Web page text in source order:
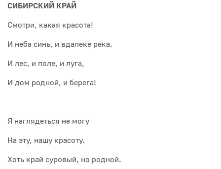
СИБИРСКИЙ КРАЙ
Смотри, какая красота!
И неба синь, и вдалеке река.
И лес, и поле, и луга,
И дом родной, и берега!
Я наглядеться не могу
На эту, нашу красоту.
Хоть край суровый, но родной.